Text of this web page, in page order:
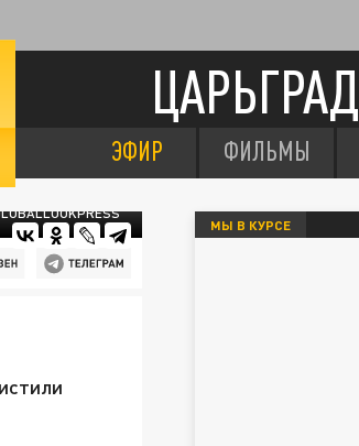
ЦАРЬГРАД
ЭФИР ФИЛЬМЫ
МЫ В КУРСЕ